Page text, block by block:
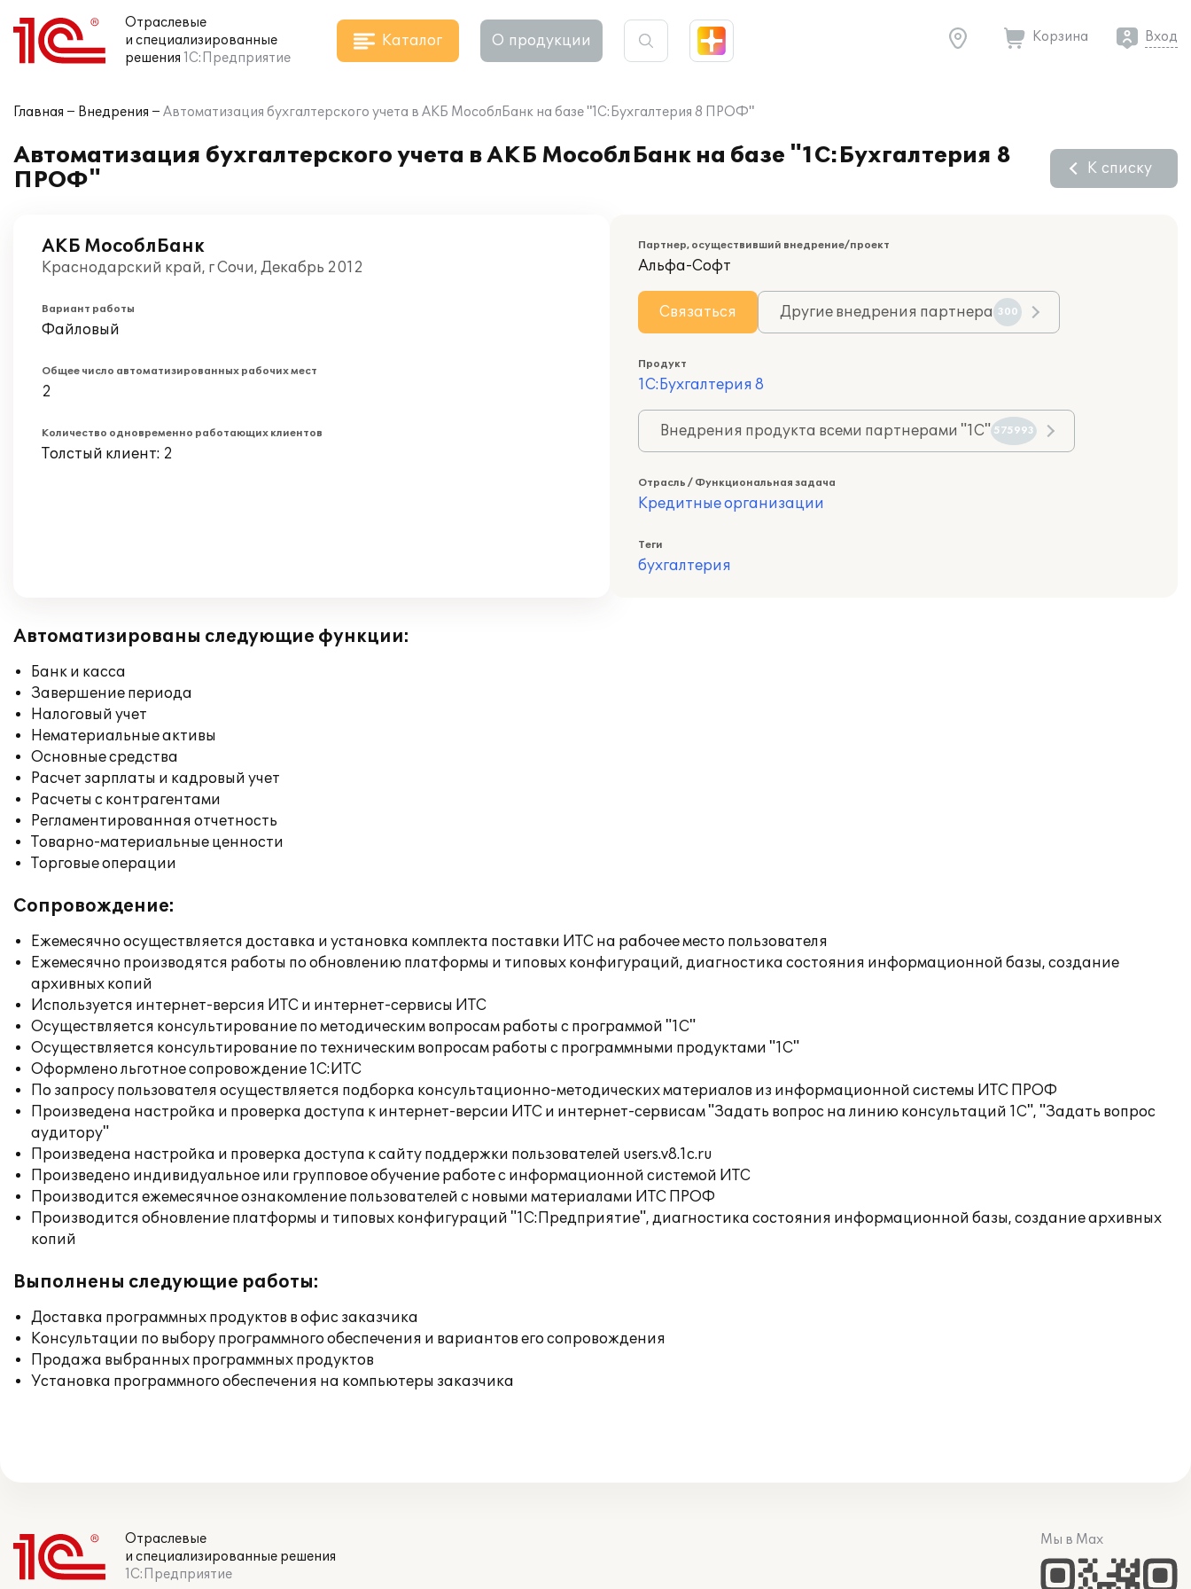
Отраслевые
и специализированные
решения 1С:Предприятие
Каталог О продукции Корзина Вход
Главная Внедрения Автоматизация бухгалтерского учета в АКБ МособлБанк на базе "1С:Бухгалтерия 8 ПРОФ"
Автоматизация бухгалтерского учета в АКБ МособлБанк на базе "1С:Бухгалтерия 8
ПРОФ"
К списку
АКБ МособлБанк
Краснодарский край, г Сочи, Декабрь 2012
Вариант работы
Файловый
Общее число автоматизированных рабочих мест
2
Количество одновременно работающих клиентов
Толстый клиент: 2
Партнер, осуществивший внедрение/проект
Альфа-Софт
Связаться Другие внедрения партнера 300
Продукт
1С:Бухгалтерия 8
Внедрения продукта всеми партнерами "1С" 575993
Отрасль / Функциональная задача
Кредитные организации
Теги
бухгалтерия
Автоматизированы следующие функции:
Банк и касса
Завершение периода
Налоговый учет
Нематериальные активы
Основные средства
Расчет зарплаты и кадровый учет
Расчеты с контрагентами
Регламентированная отчетность
Товарно-материальные ценности
Торговые операции
Сопровождение:
Ежемесячно осуществляется доставка и установка комплекта поставки ИТС на рабочее место пользователя
Ежемесячно производятся работы по обновлению платформы и типовых конфигураций, диагностика состояния информационной базы, создание
архивных копий
Используется интернет-версия ИТС и интернет-сервисы ИТС
Осуществляется консультирование по методическим вопросам работы с программой "1С"
Осуществляется консультирование по техническим вопросам работы с программными продуктами "1С"
Оформлено льготное сопровождение 1С:ИТС
По запросу пользователя осуществляется подборка консультационно-методических материалов из информационной системы ИТС ПРОФ
Произведена настройка и проверка доступа к интернет-версии ИТС и интернет-сервисам "Задать вопрос на линию консультаций 1С", "Задать вопрос
аудитору"
Произведена настройка и проверка доступа к сайту поддержки пользователей users.v8.1c.ru
Произведено индивидуальное или групповое обучение работе с информационной системой ИТС
Производится ежемесячное ознакомление пользователей с новыми материалами ИТС ПРОФ
Производится обновление платформы и типовых конфигураций "1С:Предприятие", диагностика состояния информационной базы, создание архивных
копий
Выполнены следующие работы:
Доставка программных продуктов в офис заказчика
Консультации по выбору программного обеспечения и вариантов его сопровождения
Продажа выбранных программных продуктов
Установка программного обеспечения на компьютеры заказчика
Отраслевые
и специализированные решения
1С:Предприятие
Мы в Max